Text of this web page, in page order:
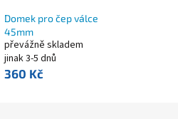
Domek pro čep válce
45mm
převážně skladem
jinak 3-5 dnů
360 Kč